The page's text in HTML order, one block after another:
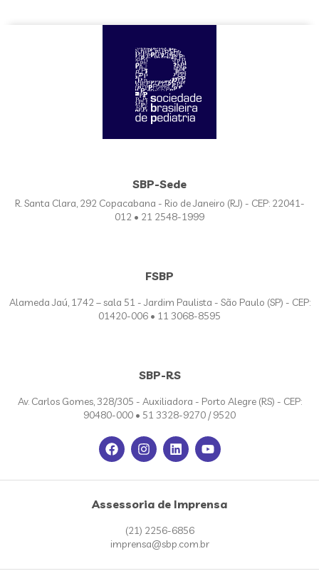
SBP-Sede
R. Santa Clara, 292 Copacabana - Rio de Janeiro (RJ) - CEP: 22041-
012 • 21 2548-1999
FSBP
Alameda Jaú, 1742 – sala 51 - Jardim Paulista - São Paulo (SP) - CEP:
01420-006 • 11 3068-8595
SBP-RS
Av. Carlos Gomes, 328/305 - Auxiliadora - Porto Alegre (RS) - CEP:
90480-000 • 51 3328-9270 / 9520
Assessoria de Imprensa
(21) 2256-6856
imprensa@sbp.com.br